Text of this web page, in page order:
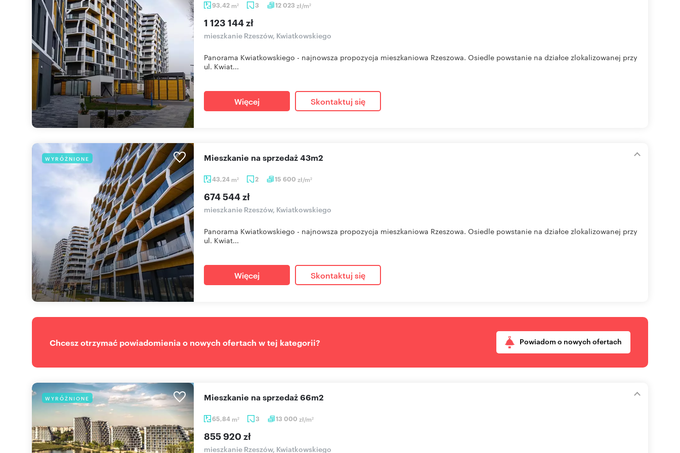
93,42 m2 3 12 023 zł/m2
1 123 144 zł
mieszkanie Rzeszów, Kwiatkowskiego
Panorama Kwiatkowskiego - najnowsza propozycja mieszkaniowa Rzeszowa. Osiedle powstanie na działce zlokalizowanej przy
ul. Kwiat...
Więcej Skontaktuj się
WYRÓŻNIONE
43,24 m2 2 15 600 zł/m2
mieszkanie na sprzedaż 43m2
674 544 zł
mieszkanie Rzeszów, Kwiatkowskiego
Panorama Kwiatkowskiego - najnowsza propozycja mieszkaniowa Rzeszowa. Osiedle powstanie na działce zlokalizowanej przy
ul. Kwiat...
Więcej Skontaktuj się
Chcesz otrzymać powiadomienia o nowych ofertach w tej kategorii? Powiadom o nowych ofertach
WYRÓŻNIONE
65,84 m2 3 13 000 zł/m2
mieszkanie na sprzedaż 66m2
855 920 zł
mieszkanie Rzeszów, Kwiatkowskiego